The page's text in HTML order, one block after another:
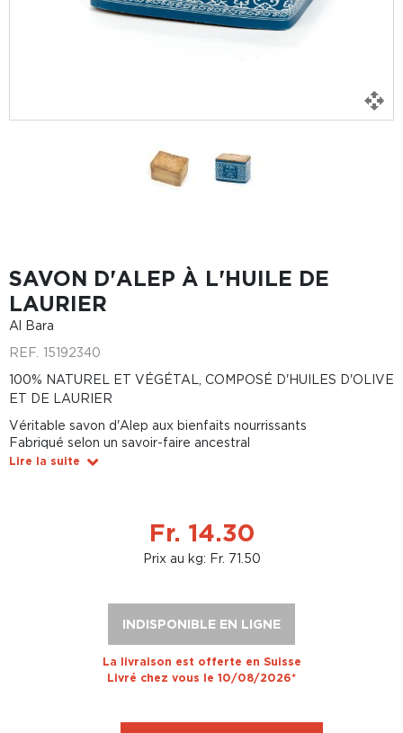
SAVON D'ALEP À L'HUILE DE
LAURIER
Al Bara
REF. 15192340
100% NATUREL ET VÉGÉTAL, COMPOSÉ D'HUILES D'OLIVE
ET DE LAURIER
Véritable savon d'Alep aux bienfaits nourrissants
Fabriqué selon un savoir-faire ancestral
Lire la suite
Fr. 14.30
Prix au kg: Fr. 71.50
INDISPONIBLE EN LIGNE
La livraison est offerte en Suisse
Livré chez vous le 10/08/2026*